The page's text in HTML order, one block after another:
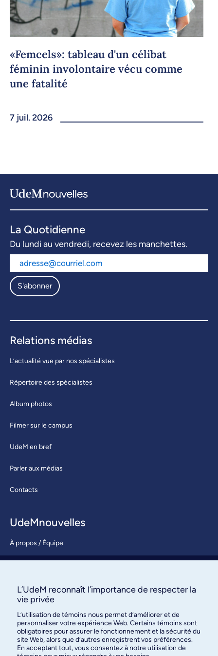
«Femcels»: tableau d'un célibat
féminin involontaire vécu comme
une fatalité
7 juil. 2026
La Quotidienne
Du lundi au vendredi, recevez les manchettes.
S'abonner
Relations médias
L’actualité vue par nos spécialistes
Répertoire des spécialistes
Album photos
Filmer sur le campus
UdeM en bref
Parler aux médias
Contacts
UdeMnouvelles
À propos / Équipe
S’abonner
L’UdeM reconnaît l’importance de respecter la
vie privée
L’utilisation de témoins nous permet d’améliorer et de
personnaliser votre expérience Web. Certains témoins sont
obligatoires pour assurer le fonctionnement et la sécurité du
site Web, alors que d’autres enregistrent vos préférences.
En acceptant tout, vous consentez à notre utilisation de